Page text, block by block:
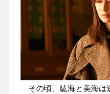
その頃、紘海と美海は